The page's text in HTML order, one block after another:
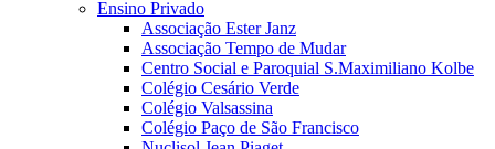
Ensino Privado
Associação Ester Janz
Associação Tempo de Mudar
Centro Social e Paroquial S.Maximiliano Kolbe
Colégio Cesário Verde
Colégio Valsassina
Colégio Paço de São Francisco